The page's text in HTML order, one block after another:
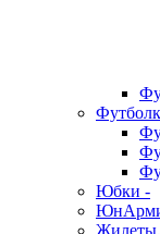
Юбки -